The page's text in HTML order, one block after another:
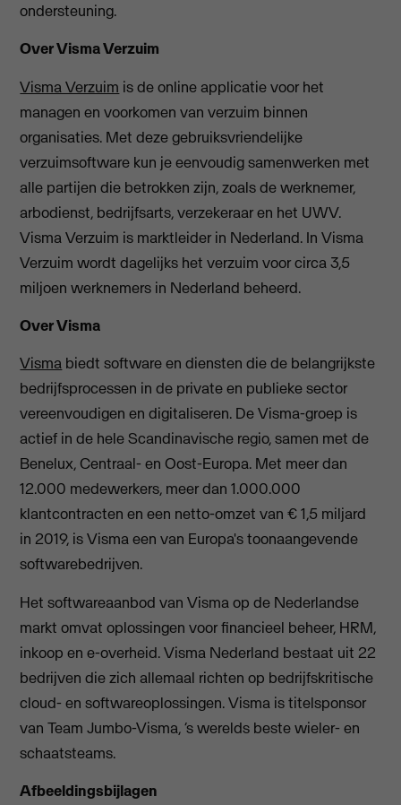
ondersteuning.
Over Visma Verzuim
Visma Verzuim is de online applicatie voor het
managen en voorkomen van verzuim binnen
organisaties. Met deze gebruiksvriendelijke
verzuimsoftware kun je eenvoudig samenwerken met
alle partijen die betrokken zijn, zoals de werknemer,
arbodienst, bedrijfsarts, verzekeraar en het UWV.
Visma Verzuim is marktleider in Nederland. In Visma
Verzuim wordt dagelijks het verzuim voor circa 3,5
miljoen werknemers in Nederland beheerd.
Over Visma
Visma biedt software en diensten die de belangrijkste
bedrijfsprocessen in de private en publieke sector
vereenvoudigen en digitaliseren. De Visma-groep is
actief in de hele Scandinavische regio, samen met de
Benelux, Centraal- en Oost-Europa. Met meer dan
12.000 medewerkers, meer dan 1.000.000
klantcontracten en een netto-omzet van € 1,5 miljard
in 2019, is Visma een van Europa's toonaangevende
softwarebedrijven.
Het softwareaanbod van Visma op de Nederlandse
markt omvat oplossingen voor financieel beheer, HRM,
inkoop en e-overheid. Visma Nederland bestaat uit 22
bedrijven die zich allemaal richten op bedrijfskritische
cloud- en softwareoplossingen. Visma is titelsponsor
van Team Jumbo-Visma, ‘s werelds beste wieler- en
schaatsteams.
Afbeeldingsbijlagen